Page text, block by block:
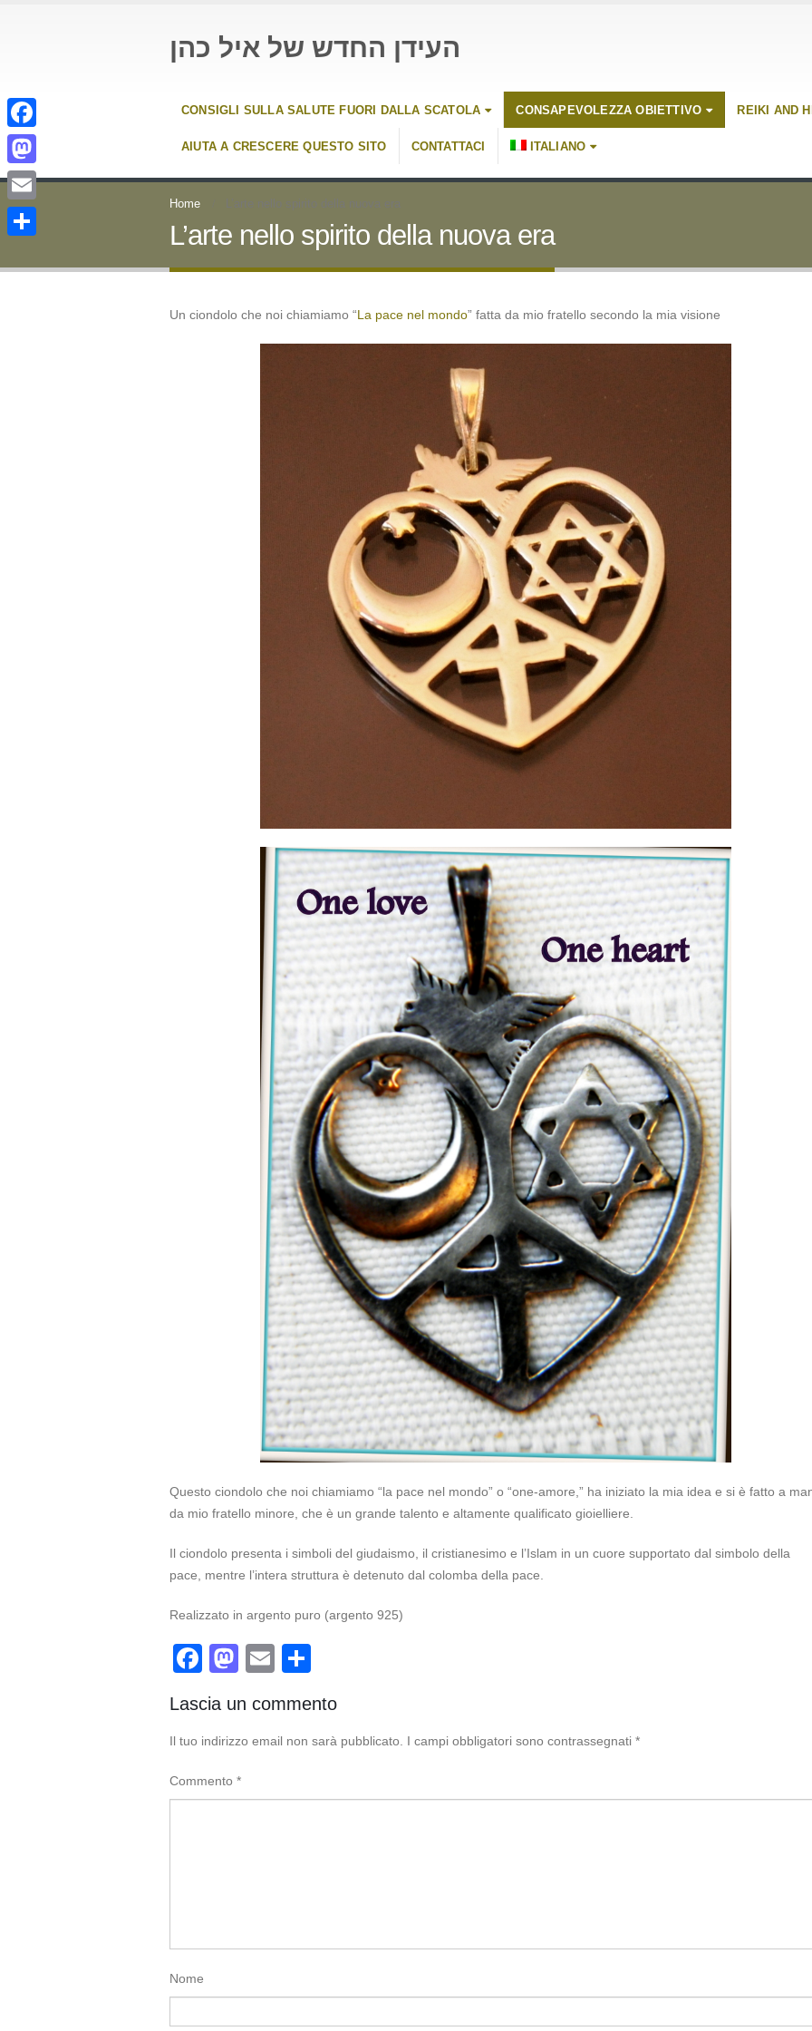
העידן החדש של איל כהן
CONSIGLI SULLA SALUTE FUORI DALLA SCATOLA CONSAPEVOLEZZA OBIETTIVO REIKI AND
AIUTA A CRESCERE QUESTO SITO CONTATTACI ITALIANO
Home L’arte nello spirito della nuova era
L’arte nello spirito della nuova era
Un ciondolo che noi chiamiamo “La pace nel mondo” fatta da mio fratello secondo la mia visione
Questo ciondolo che noi chiamiamo “la pace nel mondo” o “one-amore,” ha iniziato la mia idea e si è fatto a
da mio fratello minore, che è un grande talento e altamente qualificato gioielliere.
Il ciondolo presenta i simboli del giudaismo, il cristianesimo e l’Islam in un cuore supportato dal simbolo della
pace, mentre l’intera struttura è detenuto dal colomba della pace.
Realizzato in argento puro (argento 925)
Facebook
Mastodon
Email
Lascia un commento
Il tuo indirizzo email non sarà pubblicato. I campi obbligatori sono contrassegnati *
Commento *
Nome
Facebook
Mastodon
Email